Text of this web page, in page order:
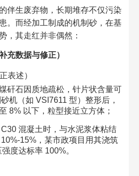
伴生废弃物，长期堆存不仅污染
。而经加工制成的机制砂，在基
，其走红并非偶然：​
充数据与修正）​
表述）​
矸石因质地疏松，针片状含量可
机（如 VSI7611 型）整形后，
8% 以下，粒型接近立方体；​
混凝土时，与水泥浆体粘结
15%，某市政项目用其浇筑
度达标率 100%。​